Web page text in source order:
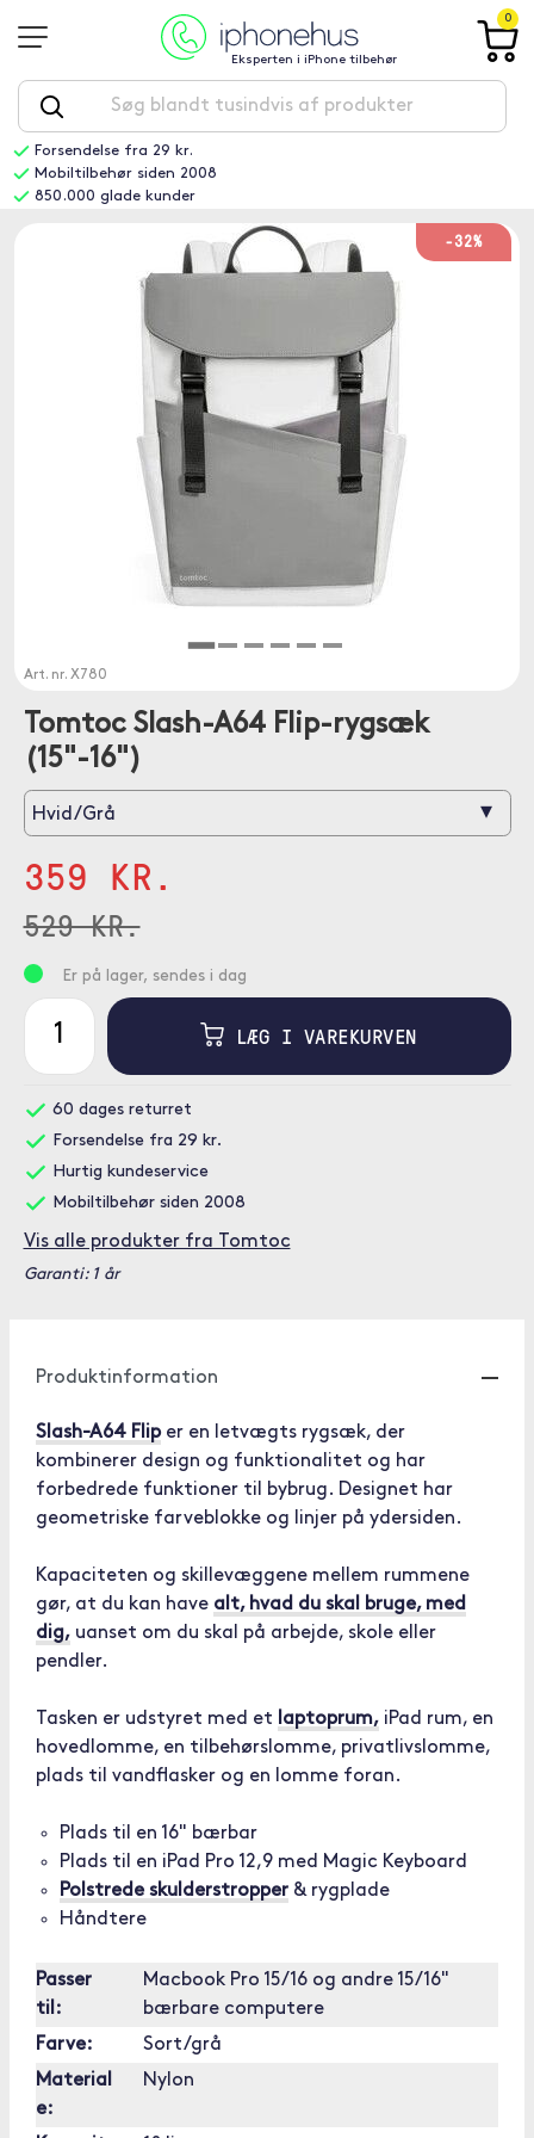
Eksperten i iPhone tilbehør
0
Forsendelse fra 29 kr.
Mobiltilbehør siden 2008
850.000 glade kunder
-32%
Art. nr. X780
Tomtoc Slash-A64 Flip-rygsæk
(15"-16")
Hvid/Grå ▾
359 KR.
529 KR.
Er på lager, sendes i dag
LÆG I VAREKURVEN
60 dages returret
Forsendelse fra 29 kr.
Hurtig kundeservice
Mobiltilbehør siden 2008
Vis alle produkter fra Tomtoc
Garanti: 1 år
Produktinformation
Slash-A64 Fliper en letvægts rygsæk, der
kombinerer design og funktionalitet og har
forbedrede funktioner til bybrug. Designet har
geometriske farveblokke og linjer på ydersiden.
Kapaciteten og skillevæggene mellem rummene
gør, at du kan have alt, hvad du skal bruge, med
dig, uanset om du skal på arbejde, skole eller
pendler.
Tasken er udstyret med et laptoprum, iPad rum, en
hovedlomme, en tilbehørslomme, privatlivslomme,
plads til vandflasker og en lomme foran.
Plads til en 16" bærbar
Plads til en iPad Pro 12,9 med Magic Keyboard
Polstrede skulderstropper & rygplade
Håndtere
Passer
til:
Macbook Pro 15/16 og andre 15/16"
bærbare computere
Farve:
Sort/grå
Material
e:
Nylon